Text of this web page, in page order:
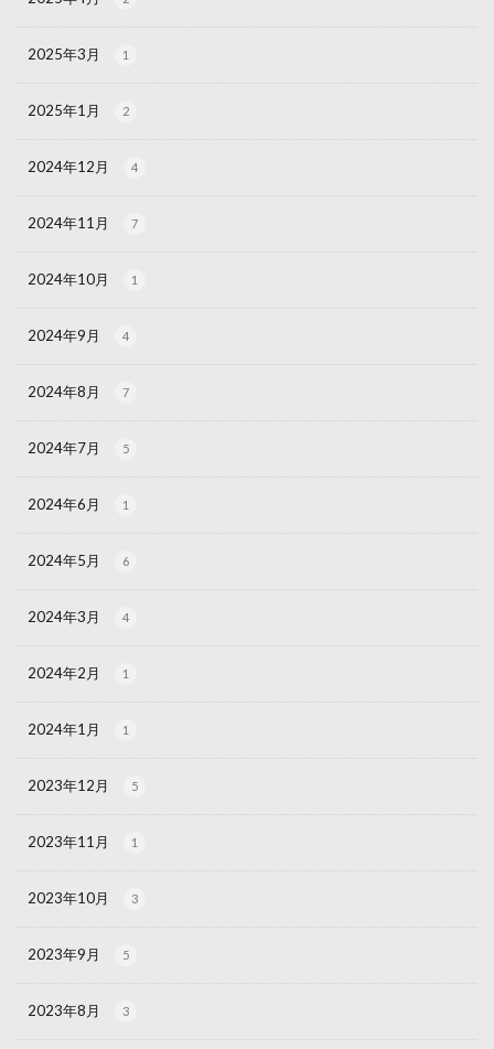
2025年3月 1
2025年1月 2
2024年12月 4
2024年11月 7
2024年10月 1
2024年9月 4
2024年8月 7
2024年7月 5
2024年6月 1
2024年5月 6
2024年3月 4
2024年2月 1
2024年1月 1
2023年12月 5
2023年11月 1
2023年10月 3
2023年9月 5
2023年8月 3